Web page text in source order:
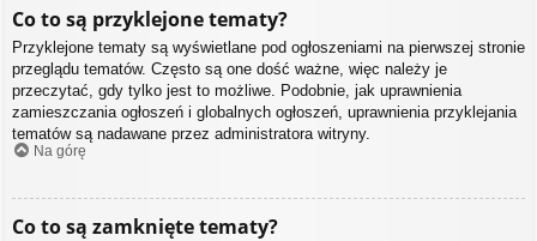
Co to są przyklejone tematy?
Przyklejone tematy są wyświetlane pod ogłoszeniami na pierwszej stronie
przeglądu tematów. Często są one dość ważne, więc należy je
przeczytać, gdy tylko jest to możliwe. Podobnie, jak uprawnienia
zamieszczania ogłoszeń i globalnych ogłoszeń, uprawnienia przyklejania
tematów są nadawane przez administratora witryny.
Na górę
Co to są zamknięte tematy?